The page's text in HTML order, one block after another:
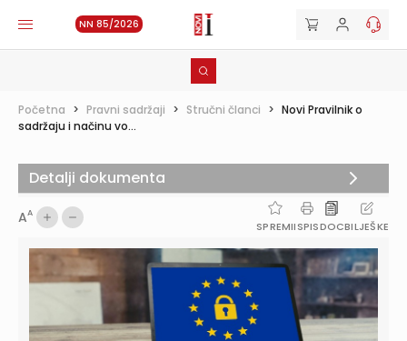
NN 85/2026
Početna > Pravni sadržaji > Stručni članci > Novi Pravilnik o
sadržaju i načinu vo...
AA
SPREMIISPISDOCBILJEŠKE
Detalji dokumenta